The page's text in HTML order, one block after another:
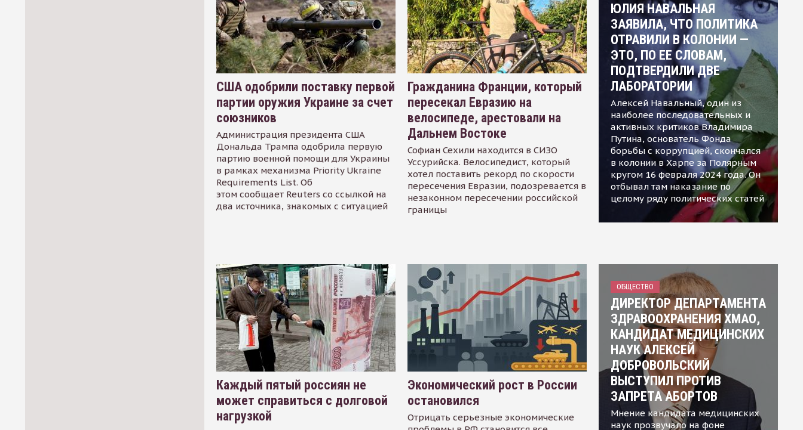
США одобрили поставку первой
партии оружия Украине за счет
союзников
Администрация президента США
Дональда Трампа одобрила первую
партию военной помощи для Украины
в рамках механизма Priority Ukraine
Requirements List. Об
этом сообщает Reuters со ссылкой на
два источника, знакомых с ситуацией
Гражданина Франции, который
пересекал Евразию на
велосипеде, арестовали на
Дальнем Востоке
Софиан Сехили находится в СИЗО
Уссурийска. Велосипедист, который
хотел поставить рекорд по скорости
пересечения Евразии, подозревается в
незаконном пересечении российской
границы
ЮЛИЯ НАВАЛЬНАЯ
ЗАЯВИЛА, ЧТО ПОЛИТИКА
ОТРАВИЛИ В КОЛОНИИ —
ЭТО, ПО ЕЕ СЛОВАМ,
ПОДТВЕРДИЛИ ДВЕ
ЛАБОРАТОРИИ
Алексей Навальный, один из
наиболее последовательных и
активных критиков Владимира
Путина, основатель Фонда
борьбы с коррупцией, скончался
в колонии в Харпе за Полярным
кругом 16 февраля 2024 года. Он
отбывал там наказание по
целому ряду политических статей
Каждый пятый россиян не
может справиться с долговой
нагрузкой
Экономический рост в России
остановился
Отрицать серьезные экономические
ОБЩЕСТВО
ДИРЕКТОР ДЕПАРТАМЕНТА
ЗДРАВООХРАНЕНИЯ ХМАО,
КАНДИДАТ МЕДИЦИНСКИХ
НАУК АЛЕКСЕЙ
ДОБРОВОЛЬСКИЙ
ВЫСТУПИЛ ПРОТИВ
ЗАПРЕТА АБОРТОВ
Мнение кандидата медицинских
наук прозвучало на фоне